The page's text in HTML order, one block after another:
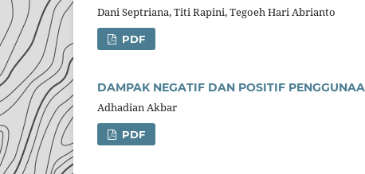
Dani Septriana, Titi Rapini, Tegoeh Hari Abrianto
PDF
DAMPAK NEGATIF DAN POSITIF
Adhadian Akbar
PDF